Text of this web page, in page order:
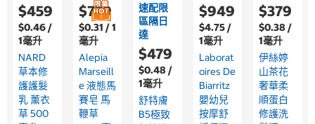
$459
$0.46 /
1毫升
NARD
草本修
護護髮
乳 薰衣
草 500
$779
$0.31 / 1
毫升
Alepia
Marseill
E 液態馬
賽皂 馬
鞭草
速配限
區隔日
達
$479
$0.48 /
1毫升
舒特膚
B5極致
$949
$4.75 /
1毫升
Laborat
Oires De
Biarritz
嬰幼兒
按摩舒
$379
$0.38 /
1毫升
伊絲婷
山茶花
奢華柔
順蛋白
修護洗